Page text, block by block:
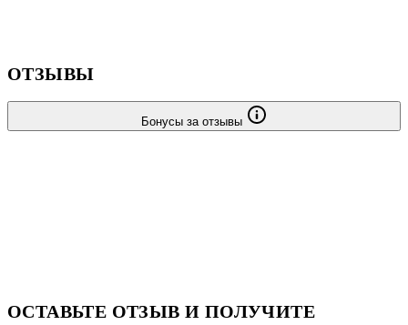
ОТЗЫВЫ
Бонусы за отзывы
ОСТАВЬТЕ ОТЗЫВ И ПОЛУЧИТЕ